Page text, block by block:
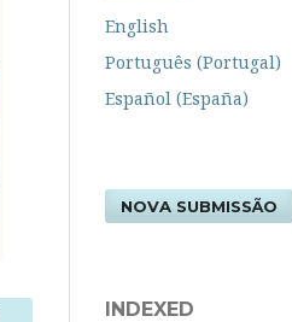
English
Português (Portugal)
Español (España)
NOVA SUBMISSÃO
INDEXED